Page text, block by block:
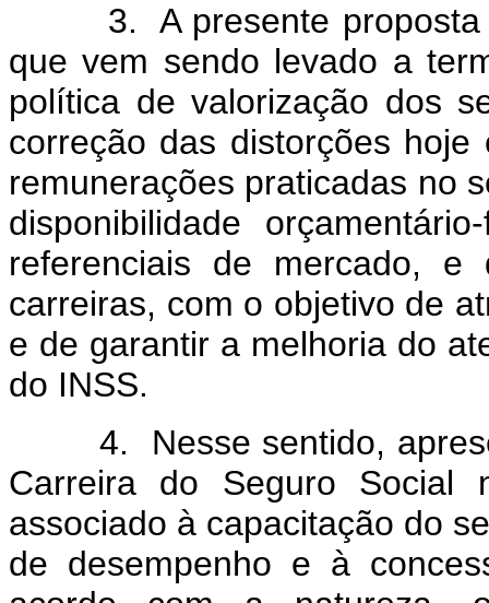
3. A presente proposta é
que vem sendo levado a
política de valorização dos
correção das distorções
remunerações praticadas no
disponibilidade
referenciais de mercado,
carreiras, com o objetivo de
e de garantir a melhoria do
do INSS.
4. Nesse sentido,
Carreira do Seguro Social
associado à capacitação do
de desempenho e à